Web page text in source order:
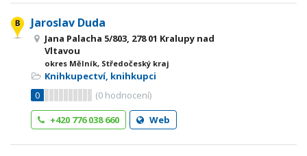
Jaroslav Duda
Jana Palacha 5/803, 278 01 Kralupy nad
Vltavou
okres Mělník, Středočeský kraj
Knihkupectví, knihkupci
0
(0 hodnocení)
+420 776 038 660
Web